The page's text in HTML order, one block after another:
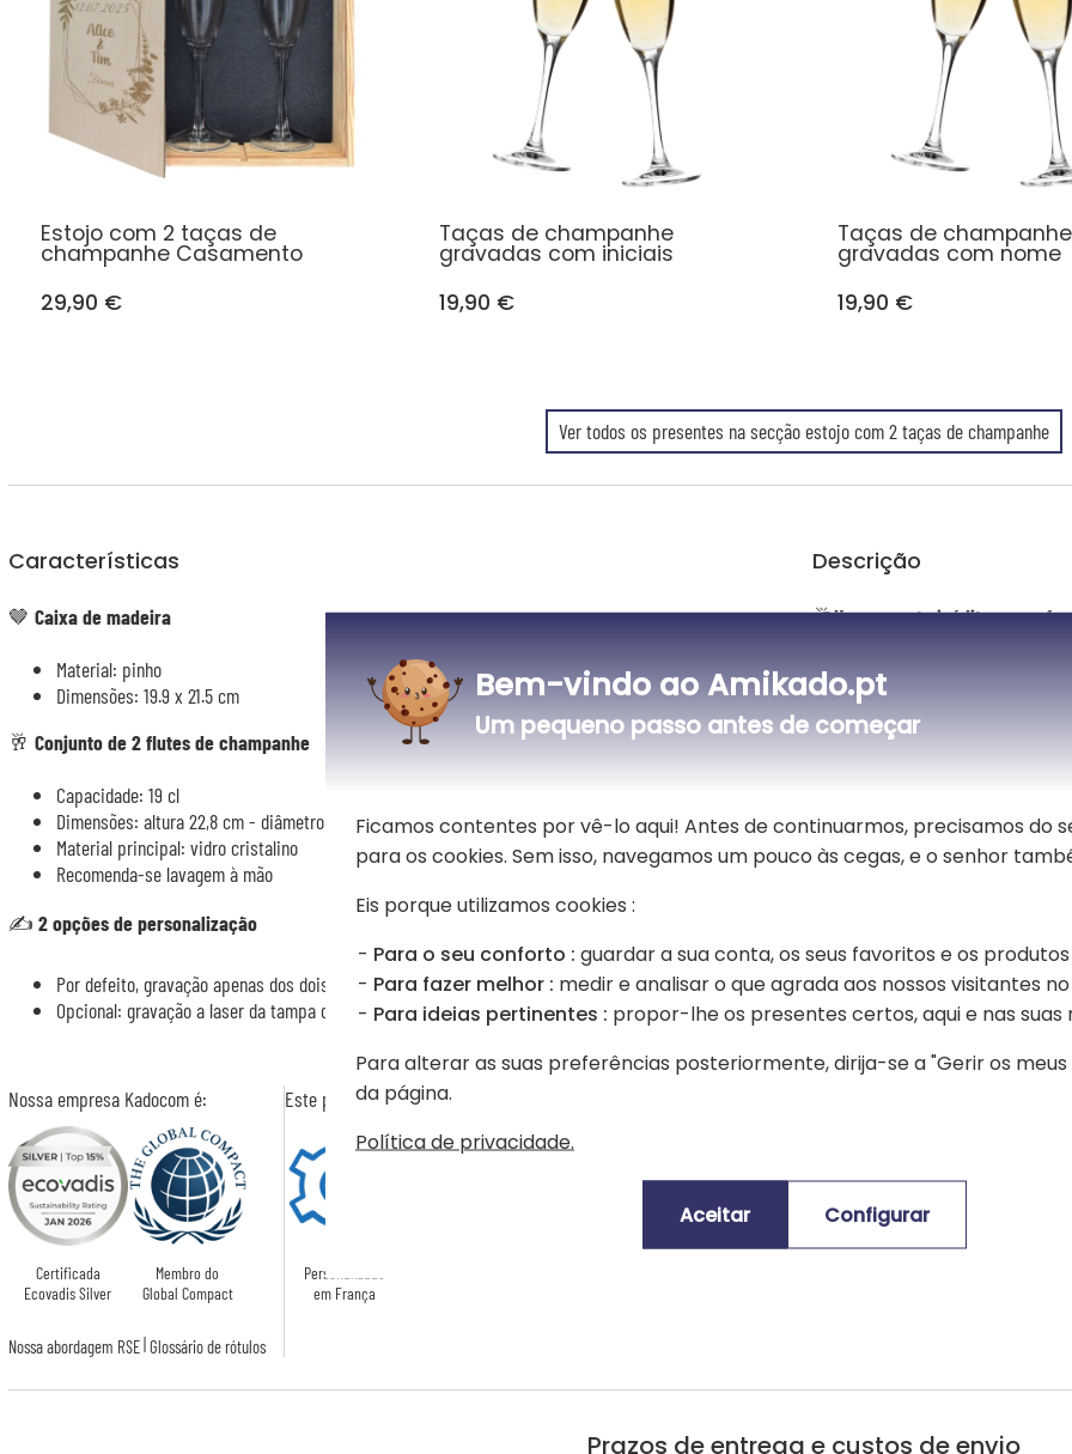
Estojo com 2 taças de
champanhe Casamento
29,90 €
Taças de champanhe
gravadas com iniciais
19,90 €
Taças de champanhe
gravadas com nome
19,90 €
Ver todos os presentes na secção estojo com 2 taças de champanhe
Características
🤎 Caixa de madeira
Material: pinho
Dimensões: 19.9 x 21.5 cm
🥂 Conjunto de 2 flutes de champanhe
Capacidade: 19 cl
Dimensões: altura 22,8 cm - diâmetro 4,8 cm
Material principal: vidro cristalino
Recomenda-se lavagem à mão
✍️ 2 opções de personalização
Por defeito, gravação apenas dos dois flutes com o(s) nome(s) à sua escolha
Opcional: gravação a laser da tampa deslizante da caixa com um motivo de flutes e o seu texto
Nossa empresa Kadocom é:
Certificada
Ecovadis Silver
Membro do
Global Compact
Nossa abordagem RSE|Glossário de rótulos
Este presente é
Personalizado
em França
Descrição
🥂Um presente inédito para
Celebre os momentos mais
presente elegante e festivo, ideal
conjunto requintado inclui dois
felicidade em torno de uma taça
mensagem única, este presente
Fabricados em vidro de qualidade,
chique a cada degustação. A
para imortalizar um casamento,
mesmo tempo decorativa e útil,
Perfeita para oferecer a um casal,
personalizada alia convívio,
partilhada. Um presente
Prazos de entrega e custos de envio
Bem-vindo ao Amikado.pt
Um pequeno passo antes de começar
Ficamos contentes por vê-lo aqui! Antes de continuarmos, precisamos do
para os cookies. Sem isso, navegamos um pouco às cegas, e o senhor
Eis porque utilizamos cookies :
Para o seu conforto : guardar a sua conta, os seus favoritos e os
Para fazer melhor : medir e analisar o que agrada aos nossos visitantes
Para ideias pertinentes : propor-lhe os presentes certos, aqui e nas suas
Para alterar as suas preferências posteriormente, dirija-se a "Gerir os
da página.
Política de privacidade.
Aceitar Configurar